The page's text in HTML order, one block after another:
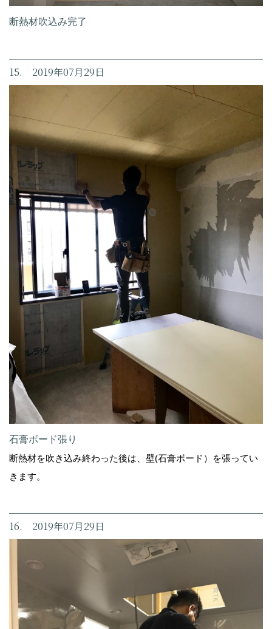
断熱材吹込み完了
15. 2019年07月29日
石膏ボード張り
断熱材を吹き込み終わった後は、壁(石膏ボード）を張ってい
きます。
16. 2019年07月29日